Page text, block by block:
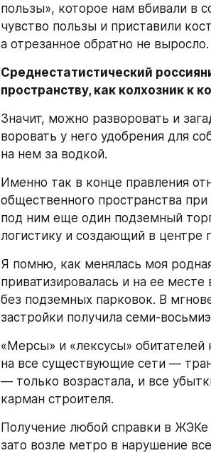
пользы», которое нам вбивали в
чувство пользы и приставили
а отрезанное обратно не выросло.
Среднестатистический
пространству, как колхозник к
Значит, можно разворовать и
воровать у него удобрения для
на нем за водкой.
Именно так в конце правления
общественного пространства
под ним еще один подземный
логистику и создающий в центре
Я помню, как менялась моя
приватизировалась и на ее
без подземных парковок. В
застройки получила семи-
«Мерсы» и «лексусы» обитателей
на все существующие сети —
— только возрастала, и все
карман строителя.
Получение любой справки в
зато возле метро в нарушение